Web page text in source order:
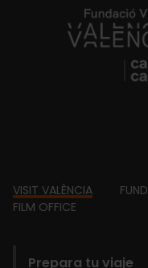
https://
Footer
VISIT VALÈNCIA
FILM OFFICE
Prepara tu viaje